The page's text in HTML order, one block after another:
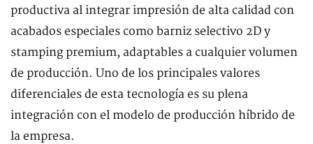
productiva al integrar impresión de alta calidad con
acabados especiales como barniz selectivo 2D y
stamping premium, adaptables a cualquier volumen
de producción. Uno de los principales valores
diferenciales de esta tecnología es su plena
integración con el modelo de producción híbrido de
la empresa.